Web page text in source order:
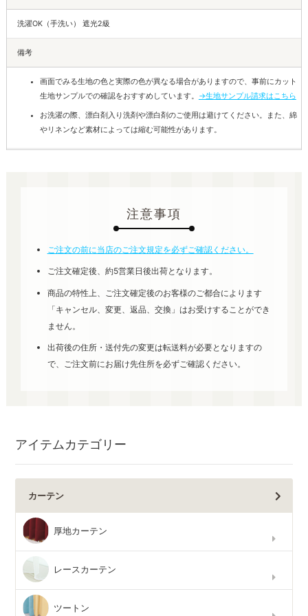
洗濯OK（手洗い） 遮光2級
備考
画面でみる生地の色と実際の色が異なる場合がありますので、事前にカット
生地サンプルでの確認をおすすめしています。 →生地サンプル請求はこちら
お洗濯の際、漂白剤入り洗剤や漂白剤のご使用は避けてください。また、綿
やリネンなど素材によっては縮む可能性があります。
注意事項
ご注文の前に当店のご注文規定を必ずご確認ください。
ご注文確定後、約5営業日後出荷となります。
商品の特性上、ご注文確定後のお客様のご都合によります
「キャンセル、変更、返品、交換」はお受けすることができ
ません。
出荷後の住所・送付先の変更は転送料が必要となりますの
で、ご注文前にお届け先住所を必ずご確認ください。
アイテムカテゴリー
カーテン
厚地カーテン
レースカーテン
ツートン